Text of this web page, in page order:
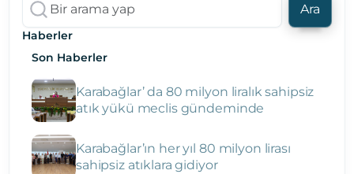
Ara
Haberler
Son Haberler
Karabağlar’ da 80 milyon liralık sahipsiz
atık yükü meclis gündeminde
Karabağlar’ın her yıl 80 milyon lirası
sahipsiz atıklara gidiyor